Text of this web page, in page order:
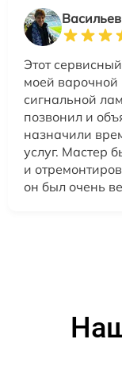
Этот
моей
сигнальной
позвонил и
назначили
услуг. Мастер
и
он был очень